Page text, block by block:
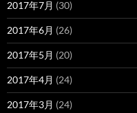
2017年7月 (30)
2017年6月 (26)
2017年5月 (20)
2017年4月 (24)
2017年3月 (24)